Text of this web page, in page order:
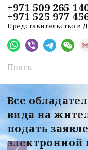
+971 509 265
+971 525 977
Представительство в
Все
вида на
подать
электронной